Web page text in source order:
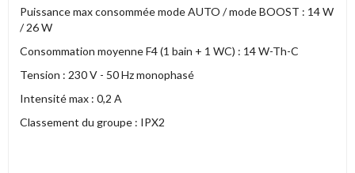
Puissance max consommée mode AUTO / mode BOOST : 14 W
/ 26 W
Consommation moyenne F4 (1 bain + 1 WC) : 14 W-Th-C
Tension : 230 V - 50 Hz monophasé
Intensité max : 0,2 A
Classement du groupe : IPX2